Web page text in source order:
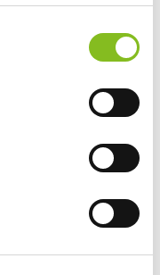
projet «walk to